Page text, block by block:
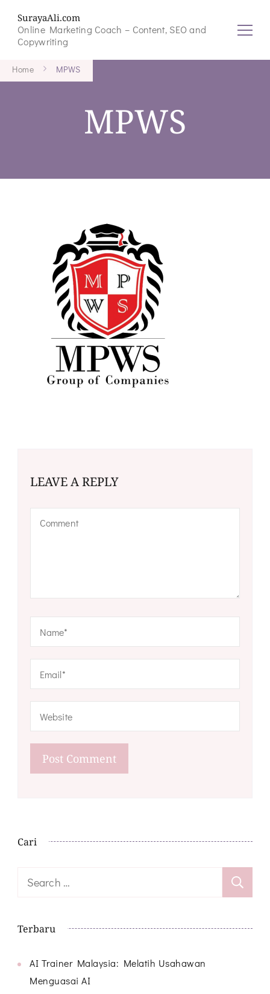
SurayaAli.com
Online Marketing Coach – Content, SEO and
Copywriting
Home MPWS
MPWS
LEAVE A REPLY
Cari
Search
Terbaru
AI Trainer Malaysia: Melatih Usahawan
Menguasai AI